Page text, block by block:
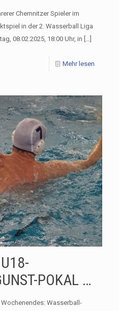
Chemnitzer Spieler im
in der 2. Wasserball Liga
08.02.2025, 18:00 Uhr, in
Mehr lesen
POKAL …
Wasserball-